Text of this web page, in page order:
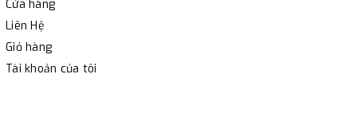
Cửa hàng
Liên Hệ
Giỏ hàng
Tài khoản của tôi